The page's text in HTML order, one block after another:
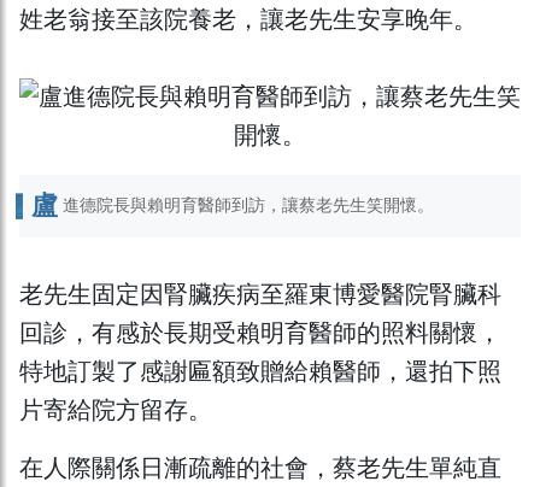
姓老翁接至該院養老，讓老先生安享晚年。
盧進德院長與賴明育醫師到訪，讓蔡老先生笑開懷。
老先生固定因腎臟疾病至羅東博愛醫院腎臟科
回診，有感於長期受賴明育醫師的照料關懷，
特地訂製了感謝匾額致贈給賴醫師，還拍下照
片寄給院方留存。
在人際關係日漸疏離的社會，蔡老先生單純直